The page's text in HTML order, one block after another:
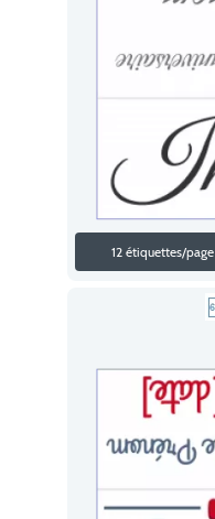
12 étiquettes/